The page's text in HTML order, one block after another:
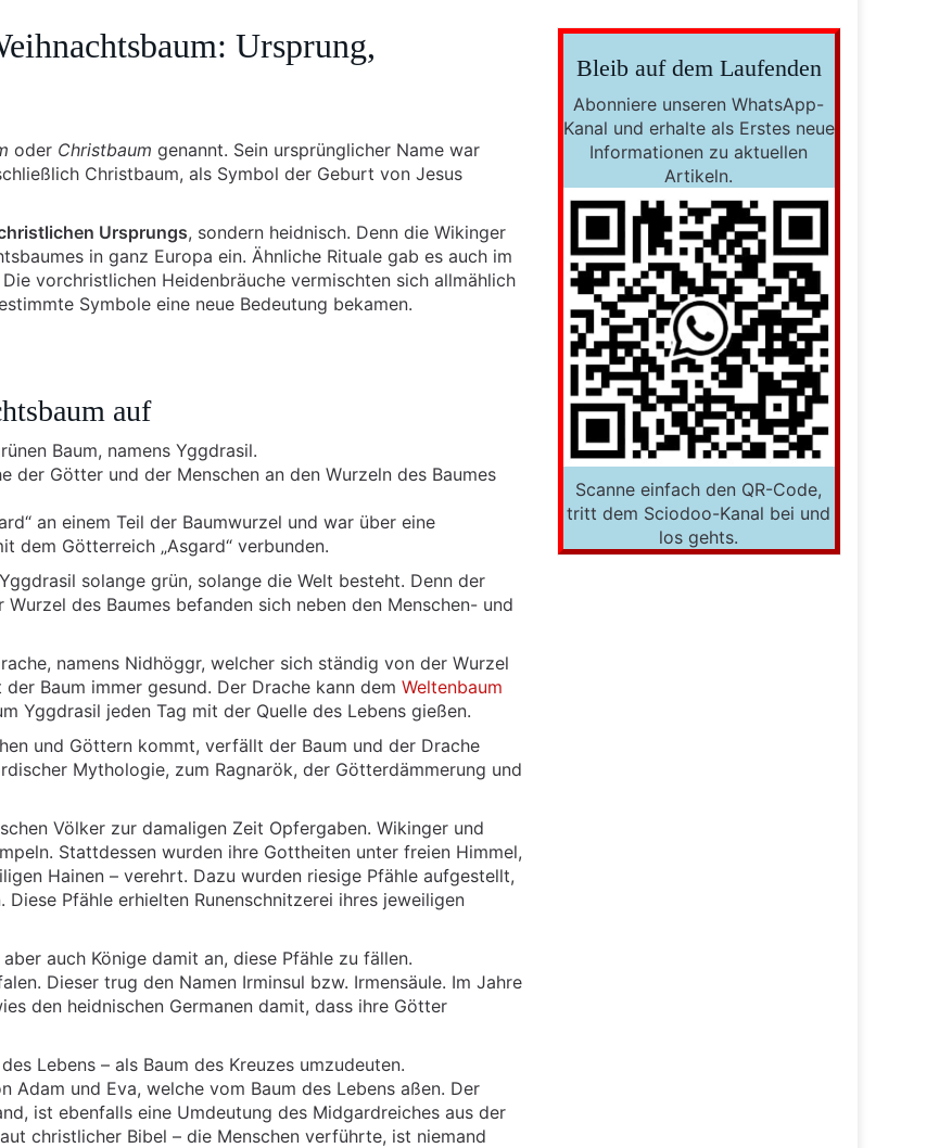
Ursprung,
oder Christbaum genannt. Sein ursprünglicher Name war
Christbaum, als Symbol der Geburt von Jesus
Ursprungs, sondern heidnisch. Denn die Wikinger
in ganz Europa ein. Ähnliche Rituale gab es auch im
vorchristlichen Heidenbräuche vermischten sich allmählich
Symbole eine neue Bedeutung bekamen.
auf
Baum, namens Yggdrasil.
der Götter und der Menschen an den Wurzeln des Baumes
an einem Teil der Baumwurzel und war über eine
dem Götterreich „Asgard“ verbunden.
solange grün, solange die Welt besteht. Denn der
des Baumes befanden sich neben den Menschen- und
namens Nidhöggr, welcher sich ständig von der Wurzel
Baum immer gesund. Der Drache kann dem Weltenbaum
Yggdrasil jeden Tag mit der Quelle des Lebens gießen.
und Göttern kommt, verfällt der Baum und der Drache
Mythologie, zum Ragnarök, der Götterdämmerung und
Völker zur damaligen Zeit Opfergaben. Wikinger und
Stattdessen wurden ihre Gottheiten unter freien Himmel,
Hainen – verehrt. Dazu wurden riesige Pfähle aufgestellt,
Pfähle erhielten Runenschnitzerei ihres jeweiligen
auch Könige damit an, diese Pfähle zu fällen.
Dieser trug den Namen Irminsul bzw. Irmensäule. Im Jahre
den heidnischen Germanen damit, dass ihre Götter
Lebens – als Baum des Kreuzes umzudeuten.
und Eva, welche vom Baum des Lebens aßen. Der
ist ebenfalls eine Umdeutung des Midgardreiches aus der
christlicher Bibel – die Menschen verführte, ist niemand
Bleib auf dem Laufenden
Abonniere unseren WhatsApp-
Kanal und erhalte als Erstes neue
Informationen zu aktuellen
Artikeln.
Scanne einfach den QR-Code,
tritt dem Sciodoo-Kanal bei und
los gehts.